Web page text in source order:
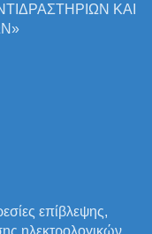
ΚΑΙ
επίβλεψης,
ηλεκτρολογικών